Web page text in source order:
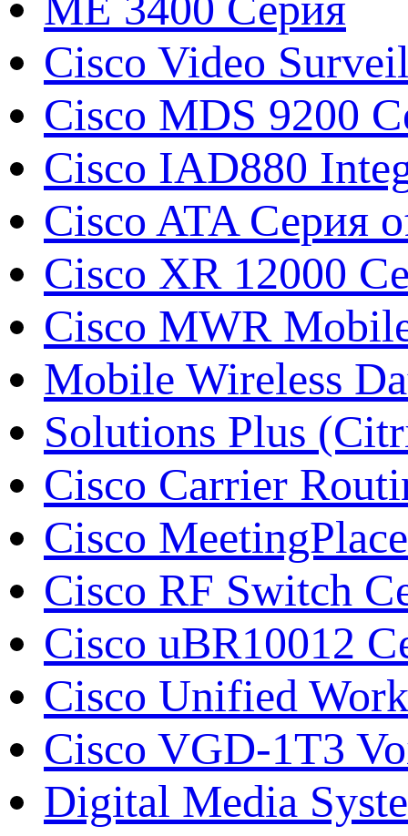
Cisco Video
Cisco MDS 9200
Cisco IAD880
Cisco ATA Серия
Cisco XR 12000
Cisco MWR
Mobile Wireless
Solutions Plus
Cisco Carrier
Cisco MeetingPlace
Cisco RF Switch
Cisco uBR10012
Cisco Unified
Cisco VGD-1T3
Digital Media